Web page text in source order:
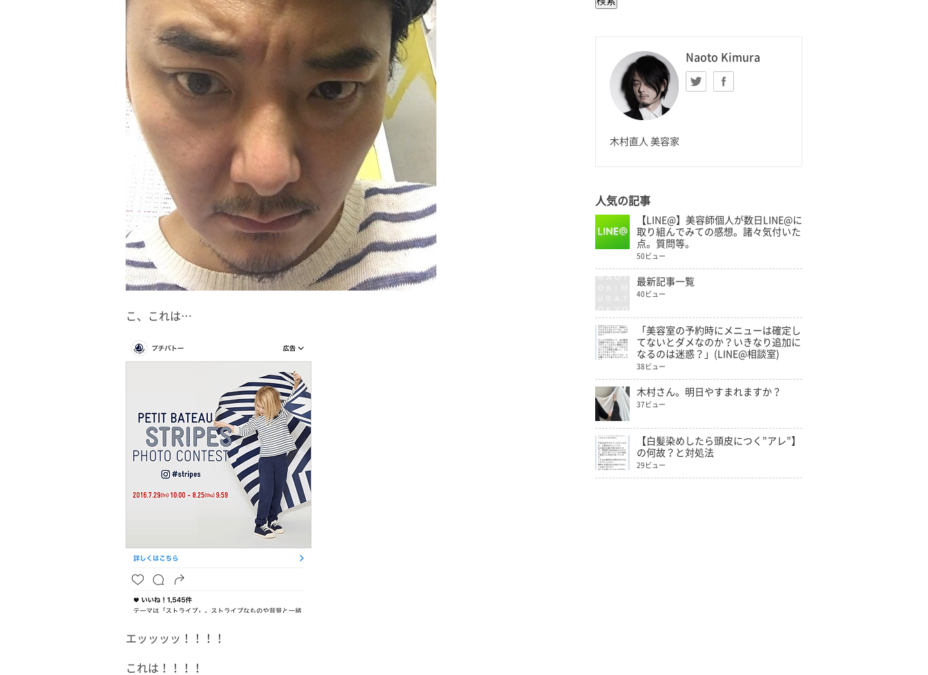
こ、これは…
エッッッッ！！！！
これは！！！！
Naoto Kimura
木村直人 美容家
人気の記事
【LINE@】美容師個人が数日LINE@に
取り組んでみての感想。諸々気付いた
点。質問等。
50ビュー
最新記事一覧
40ビュー
「美容室の予約時にメニューは確定し
てないとダメなのか？いきなり追加に
なるのは迷惑？」(LINE@相談室)
38ビュー
木村さん。明日やすまれますか？
37ビュー
【白髪染めしたら頭皮につく”アレ”】
の何故？と対処法
29ビュー